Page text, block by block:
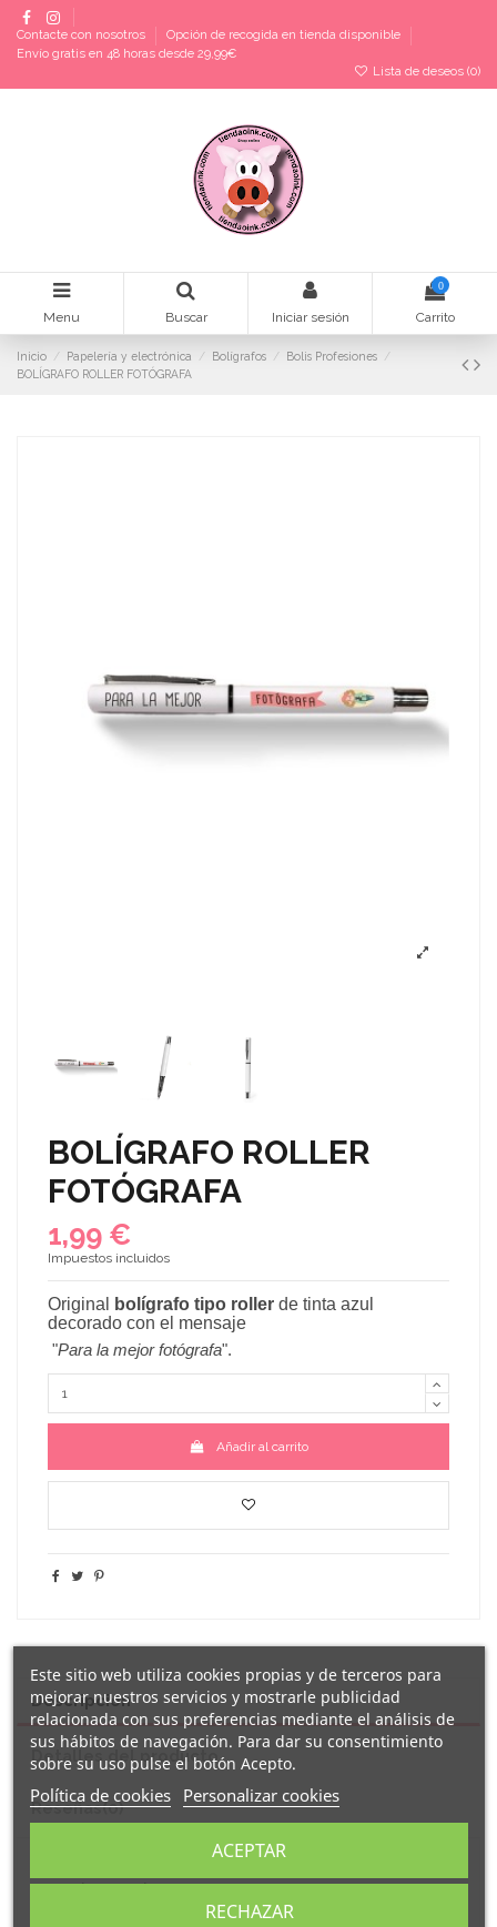
Contacte con nosotros
Opción de recogida en tienda disponible
Envío gratis en 48 horas desde 29,99€
Lista de deseos (0)
Menu Buscar Iniciar sesión
0
Carrito
Inicio Papelería y electrónica Bolígrafos
Bolis Profesiones
BOLÍGRAFO ROLLER FOTÓGRAFA
BOLÍGRAFO ROLLER
FOTÓGRAFA
1,99 €
Impuestos incluidos
Original bolígrafo tipo roller de tinta azul
decorado con el mensaje
"Para la mejor fotógrafa".
Añadir al carrito
Descripción
Detalles del producto
Reseñas(0)
con el mensaje"Para la mejor fotógrafa".
Bolígrafo tipo roller con clip metálico y carga jumbo
Este sitio web utiliza cookies propias y de terceros para
mejorar nuestros servicios y mostrarle publicidad
relacionada con sus preferencias mediante el análisis de
sus hábitos de navegación. Para dar su consentimiento
sobre su uso pulse el botón Acepto.
Política de cookies Personalizar cookies
RECHAZAR
ACEPTAR